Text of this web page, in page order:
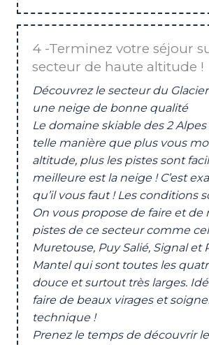
4 -Terminez votre séjour
secteur de haute altitude !
Découvrez le secteur du
une neige de bonne qualité
Le domaine skiable des 2
telle manière que plus vous
altitude, plus les pistes sont
meilleure est la neige ! C’est
qu’il vous faut ! Les conditions
On vous propose de faire et de
pistes de ce secteur comme
Muretouse, Puy Salié, Signal et
Mantel qui sont toutes les
douce et surtout très larges.
faire de beaux virages et
technique !
Prenez le temps de découvrir